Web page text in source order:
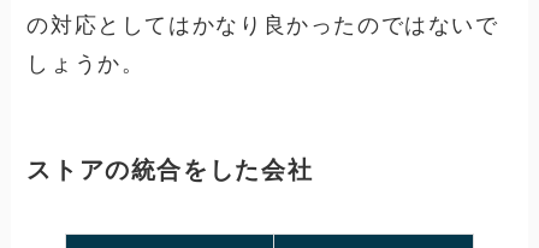
の対応としてはかなり良かったのではないで
しょうか。
ストアの統合をした会社